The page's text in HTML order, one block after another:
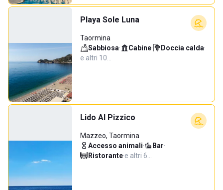
Playa Sole Luna
Taormina
Sabbiosa· Cabine· Doccia calda·
e altri 10…
Lido Al Pizzico
Mazzeo, Taormina
Accesso animali· Bar·
Ristorante·e altri 6…